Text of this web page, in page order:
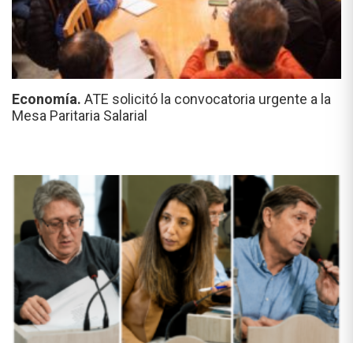
Economía. ATE solicitó la convocatoria urgente a la
Mesa Paritaria Salarial